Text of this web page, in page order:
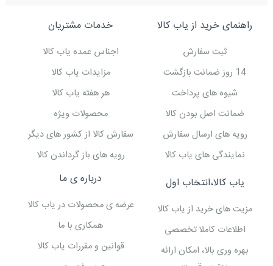
راهنمای خرید از یاب کالا
ثبت سفارش
14 روز ضمانت بازگشت
شیوه های پرداخت
ضمانت اصل بودن کالا
رویه های ارسال سفارش
نمایندگی های یاب کالا
خدمات مشتریان
اجناس عمده یاب کالا
مزایدات یاب کالا
هر هفته یاب کالا
محصولات ویژه
سفارش کالا از کشور های دیگر
رویه های باز گرداندن کالا
یاب کالا،انتخاب اول
مزیت های خرید از یاب کالا
اطلاعات کاملا تخصصی
بهره وری بالا، امکان ارائه
درباره ی ما
عرضه ی محصولات در یاب کالا
همکاری با ما
قوانین و مقررات یاب کالا